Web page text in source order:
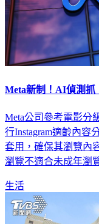
Meta新制！AI偵測
Meta公司參考電影分
行Instagram適齡內容
套用，確保其瀏覽內
瀏覽不適合未成年瀏
生活